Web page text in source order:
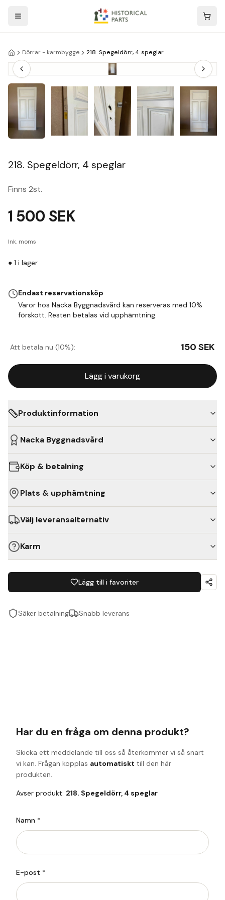
Dörrar - karmbygge 218. Spegeldörr, 4 speglar
218. Spegeldörr, 4 speglar
Finns 2st.
1 500 SEK
Ink. moms
● 1 i lager
Endast reservationsköp
Varor hos Nacka Byggnadsvård kan reserveras med 10%
förskott. Resten betalas vid upphämtning.
Att betala nu (10%): 150 SEK
Lägg i varukorg
Produktinformation
Nacka Byggnadsvård
Köp & betalning
Plats & upphämtning
Välj leveransalternativ
Karm
Lägg till i favoriter
Säker betalning Snabb leverans
Har du en fråga om denna produkt?
Skicka ett meddelande till oss så återkommer vi så snart
vi kan. Frågan kopplas automatiskt till den här
produkten.
Avser produkt: 218. Spegeldörr, 4 speglar
Namn *
E-post *